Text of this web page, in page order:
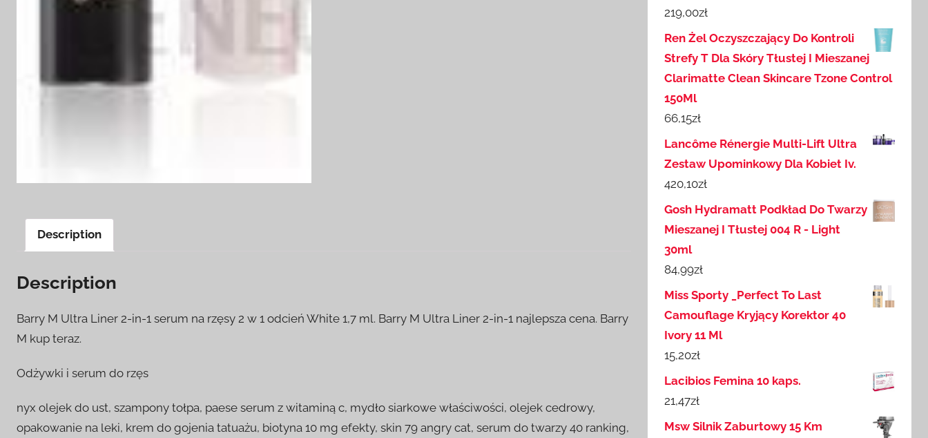
Description
Description
Barry M Ultra Liner 2-in-1 serum na rzęsy 2 w 1 odcień White 1,7 ml. Barry M Ultra Liner 2-in-1 najlepsza cena. Barry
M kup teraz.
Odżywki i serum do rzęs
nyx olejek do ust, szampony tołpa, paese serum z witaminą c, mydło siarkowe właściwości, olejek cedrowy,
opakowanie na leki, krem do gojenia tatuażu, biotyna 10 mg efekty, skin 79 angry cat, serum do twarzy 40 ranking,
219,00zł
Ren Żel Oczyszczający Do Kontroli
Strefy T Dla Skóry Tłustej I Mieszanej
Clarimatte Clean Skincare Tzone Control
150Ml
66,15zł
Lancôme Rénergie Multi-Lift Ultra
Zestaw Upominkowy Dla Kobiet Iv.
420,10zł
Gosh Hydramatt Podkład Do Twarzy
Mieszanej I Tłustej 004 R - Light
30ml
84,99zł
Miss Sporty _Perfect To Last
Camouflage Kryjący Korektor 40
Ivory 11 Ml
15,20zł
Lacibios Femina 10 kaps.
21,47zł
Msw Silnik Zaburtowy 15 Km